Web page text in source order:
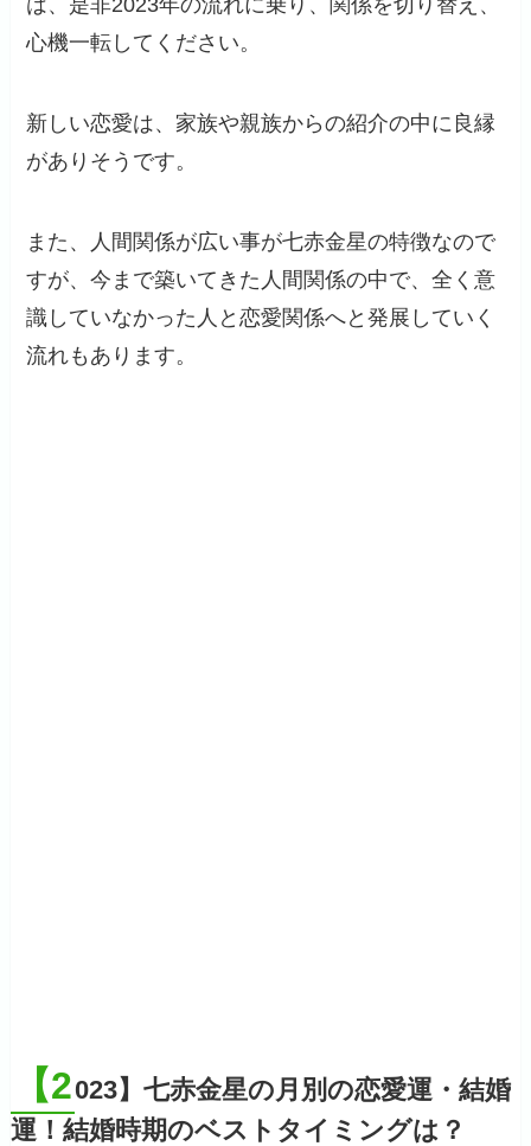
は、是非2023年の流れに乗り、関係を切り替え、
心機一転してください。
新しい恋愛は、家族や親族からの紹介の中に良縁
がありそうです。
また、人間関係が広い事が七赤金星の特徴なので
すが、今まで築いてきた人間関係の中で、全く意
識していなかった人と恋愛関係へと発展していく
流れもあります。
【2023】七赤金星の月別の恋愛運・結婚
運！結婚時期のベストタイミングは？